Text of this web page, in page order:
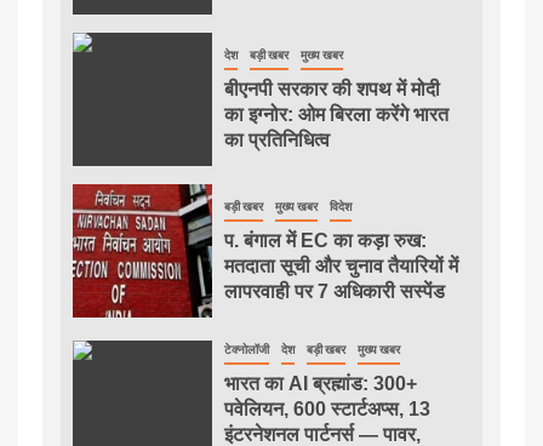
देश बड़ी खबर मुख्य खबर
बीएनपी सरकार की शपथ में मोदी
का इग्नोर: ओम बिरला करेंगे भारत
का प्रतिनिधित्व
बड़ी खबर मुख्य खबर विदेश
प. बंगाल में EC का कड़ा रुख:
मतदाता सूची और चुनाव तैयारियों में
लापरवाही पर 7 अधिकारी सस्पेंड
टेक्नोलॉजी देश बड़ी खबर मुख्य खबर
भारत का AI ब्रह्मांड: 300+
पवेलियन, 600 स्टार्टअप्स, 13
इंटरनेशनल पार्टनर्स — पावर,